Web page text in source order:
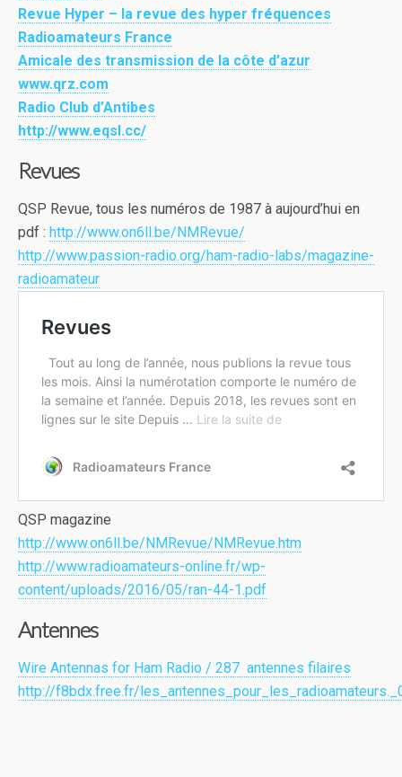
Revue Hyper – la revue des hyper fréquences
Radioamateurs France
Amicale des transmission de la côte d’azur
www.qrz.com
Radio Club d’Antibes
http://www.eqsl.cc/
Revues
QSP Revue, tous les numéros de 1987 à aujourd’hui en
pdf : http://www.on6ll.be/NMRevue/
http://www.passion-radio.org/ham-radio-labs/magazine-
radioamateur
QSP magazine
http://www.on6ll.be/NMRevue/NMRevue.htm
http://www.radioamateurs-online.fr/wp-
content/uploads/2016/05/ran-44-1.pdf
Antennes
Wire Antennas for Ham Radio / 287 antennes filaires
http://f8bdx.free.fr/